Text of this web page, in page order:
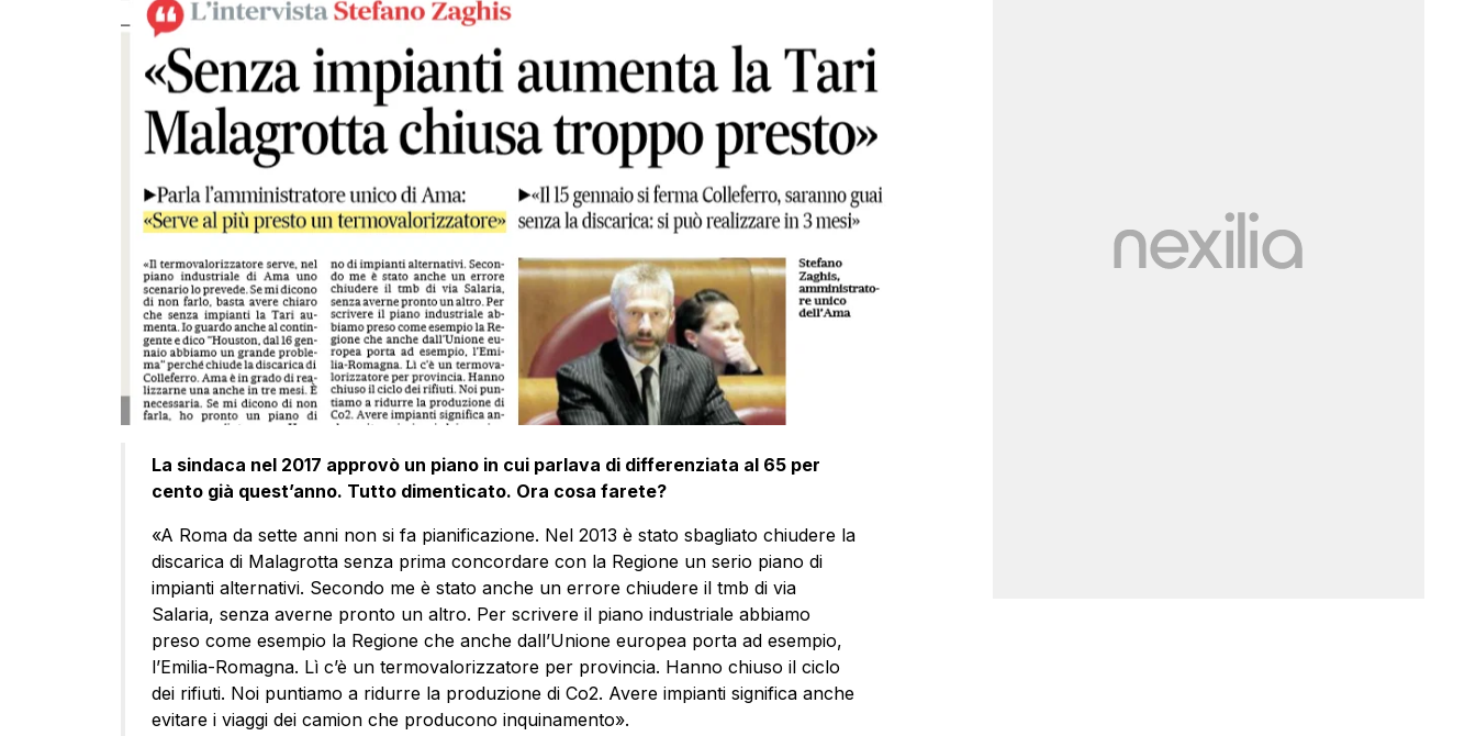
La sindaca nel 2017 approvò un piano in cui parlava di differenziata al 65 per
cento già quest’anno. Tutto dimenticato. Ora cosa farete?
«A Roma da sette anni non si fa pianificazione. Nel 2013 è stato sbagliato chiudere la
discarica di Malagrotta senza prima concordare con la Regione un serio piano di
impianti alternativi. Secondo me è stato anche un errore chiudere il tmb di via
Salaria, senza averne pronto un altro. Per scrivere il piano industriale abbiamo
preso come esempio la Regione che anche dall’Unione europea porta ad esempio,
l’Emilia-Romagna. Lì c’è un termovalorizzatore per provincia. Hanno chiuso il ciclo
dei rifiuti. Noi puntiamo a ridurre la produzione di Co2. Avere impianti significa anche
evitare i viaggi dei camion che producono inquinamento».